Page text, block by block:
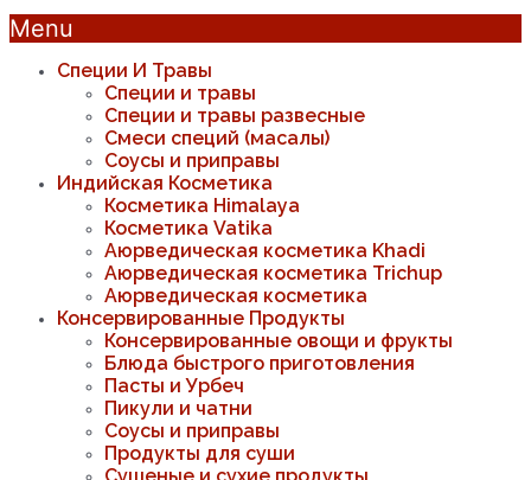
Menu
Специи И Травы
Специи и травы
Специи и травы развесные
Смеси специй (масалы)
Соусы и приправы
Индийская Косметика
Косметика Himalaya
Косметика Vatika
Аюрведическая коcметика Khadi
Аюрведическая коcметика Trichup
Аюрведическая косметика
Консервированные Продукты
Консервированные овощи и фрукты
Блюда быстрого приготовления
Пасты и Урбеч
Пикули и чатни
Соусы и приправы
Продукты для суши